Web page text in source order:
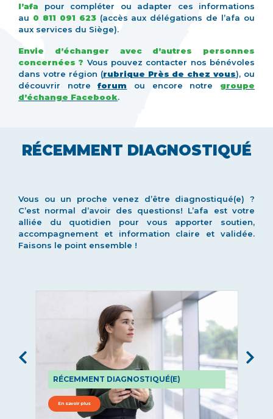
l’afa
pour compléter ou adapter ces informations
au 0 811 091 623 (accès aux délégations de l’afa ou
aux services du Siège).
Envie d’échanger avec d’autres personnes
concernées ? Vous pouvez contacter nos bénévoles
dans votre région (rubrique Près de chez vous), ou
découvrir notreforum ou encore notre groupe
d’échange Facebook.
RÉCEMMENT DIAGNOSTIQUÉ
Vous ou un proche venez d’être diagnostiqué(e) ?
C’est normal d’avoir des questions! L’afa est votre
alliée du quotidien pour vous apporter soutien,
accompagnement et information claire et validée.
Faisons le point ensemble !
RÉCEMMENT DIAGNOSTIQUÉ(E)
En savoir plus